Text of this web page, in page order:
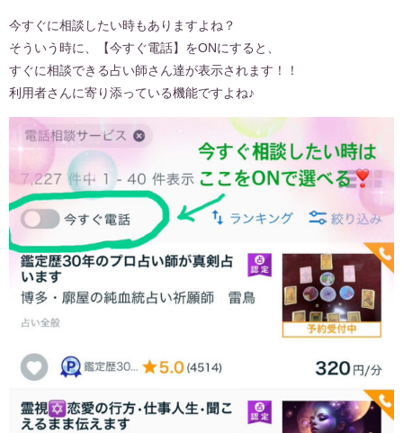
今すぐに相談したい時もありますよね？
そういう時に、【今すぐ電話】をONにすると、
すぐに相談できる占い師さん達が表示されます！！
利用者さんに寄り添っている機能ですよね♪